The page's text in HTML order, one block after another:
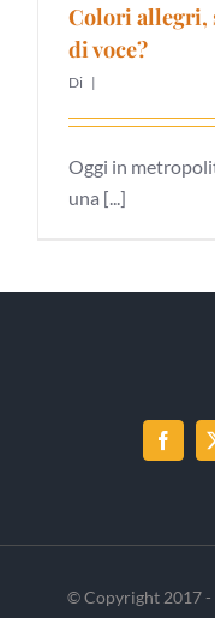
Colori allegri,
di voce?
Di |
Oggi in
una [...]
© Copyright 2017 -